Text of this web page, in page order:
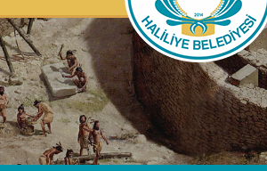
Spor
Kültür
Sanat
Güncel
İletişim